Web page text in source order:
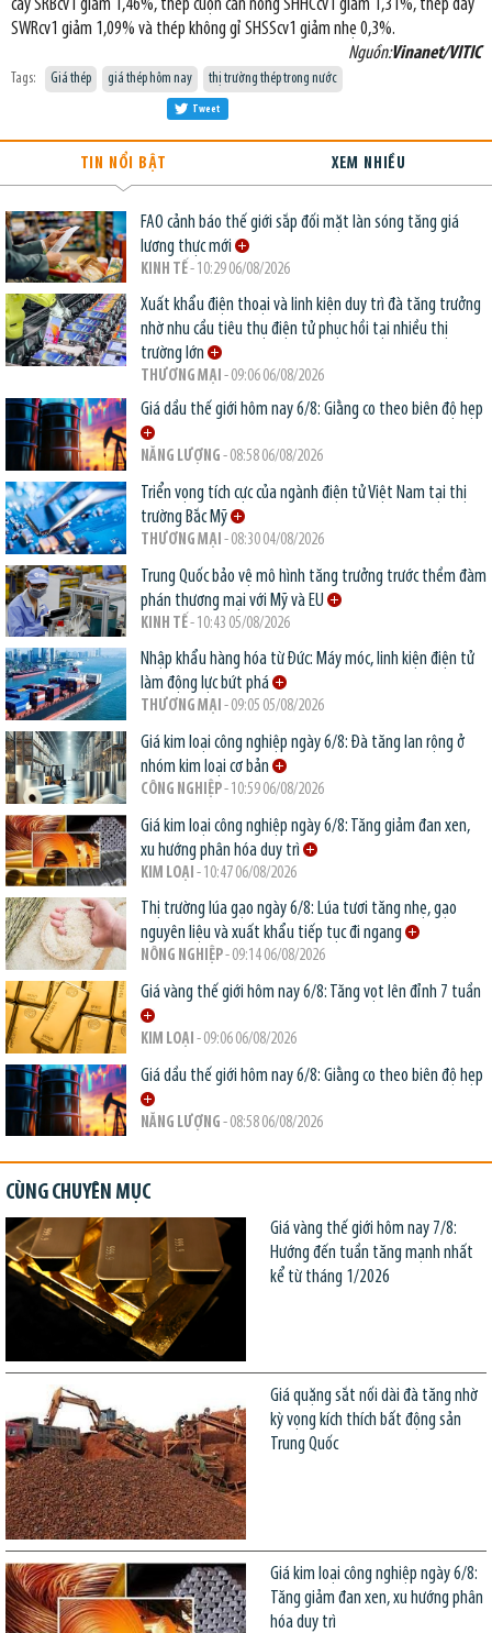
cây SRBcv1 giảm 1,46%, thép cuộn cán nóng SHHCcv1 giảm 1,31%, thép dây
SWRcv1 giảm 1,09% và thép không gỉ SHSScv1 giảm nhẹ 0,3%.
Nguồn:Vinanet/VITIC
Tags: Giá thép giá thép hôm nay thị trường thép trong nước
Tweet
TIN NỔI BẬT XEM NHIỀU
FAO cảnh báo thế giới sắp đối mặt làn sóng tăng giá
lương thực mới
KINH TẾ- 10:29 06/08/2026
Xuất khẩu điện thoại và linh kiện duy trì đà tăng trưởng
nhờ nhu cầu tiêu thụ điện tử phục hồi tại nhiều thị
trường lớn
THƯƠNG MẠI - 09:06 06/08/2026
Giá dầu thế giới hôm nay 6/8: Giằng co theo biên độ hẹp
NĂNG LƯỢNG - 08:58 06/08/2026
Triển vọng tích cực của ngành điện tử Việt Nam tại thị
trường Bắc Mỹ
THƯƠNG MẠI - 08:30 04/08/2026
Trung Quốc bảo vệ mô hình tăng trưởng trước thềm đàm
phán thương mại với Mỹ và EU
KINH TẾ- 10:43 05/08/2026
Nhập khẩu hàng hóa từ Đức: Máy móc, linh kiện điện tử
làm động lực bứt phá
THƯƠNG MẠI - 09:05 05/08/2026
Giá kim loại công nghiệp ngày 6/8: Đà tăng lan rộng ở
nhóm kim loại cơ bản
CÔNG NGHIỆP- 10:59 06/08/2026
Giá kim loại công nghiệp ngày 6/8: Tăng giảm đan xen,
xu hướng phân hóa duy trì
KIM LOẠI - 10:47 06/08/2026
Thị trường lúa gạo ngày 6/8: Lúa tươi tăng nhẹ, gạo
nguyên liệu và xuất khẩu tiếp tục đi ngang
NÔNG NGHIỆP- 09:14 06/08/2026
Giá vàng thế giới hôm nay 6/8: Tăng vọt lên đỉnh 7 tuần
KIM LOẠI - 09:06 06/08/2026
Giá dầu thế giới hôm nay 6/8: Giằng co theo biên độ hẹp
NĂNG LƯỢNG - 08:58 06/08/2026
CÙNG CHUYÊN MỤC
Giá vàng thế giới hôm nay 7/8:
Hướng đến tuần tăng mạnh nhất
kể từ tháng 1/2026
Giá quặng sắt nối dài đà tăng nhờ
kỳ vọng kích thích bất động sản
Trung Quốc
Giá kim loại công nghiệp ngày 6/8:
Tăng giảm đan xen, xu hướng phân
hóa duy trì